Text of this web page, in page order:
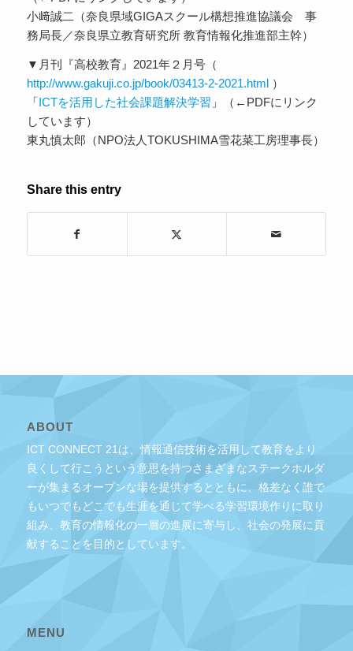
小﨑誠二（奈良県域GIGAスクール構想推進協議会 事
務局長／奈良県立教育研究所 教育情報化推進部主幹）
▼月刊『高校教育』2021年２月号（
http://www.gakuji.co.jp/book/03413-2-2021.html）
「ICTを活用した社会課題解決学習 」（←PDFにリンク
しています）
東丸慎太郎（NPO法人TOKUSHIMA雪花菜工房理事長）
Share this entry
ABOUT
ICT CONNECT 21は、情報通信技術を活用して教育をより
良くして行こうという意思を持つさまざまなステークホルダ
ーが集まるオープンな場を提供するとともに、格差なく誰で
もいつでもどこでも生涯を通じて学べる学習環境作りに取り
組み、教育の情報化の一層の進展に寄与し、社会の発展に貢
献することを目的としています。
MENU